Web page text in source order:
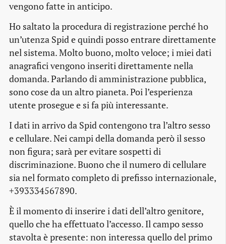
vengono fatte in anticipo.
Ho saltato la procedura di registrazione perché ho
un’utenza Spid e quindi posso entrare direttamente
nel sistema. Molto buono, molto veloce; i miei dati
anagrafici vengono inseriti direttamente nella
domanda. Parlando di amministrazione pubblica,
sono cose da un altro pianeta. Poi l’esperienza
utente prosegue e si fa più interessante.
I dati in arrivo da Spid contengono tra l’altro sesso
e cellulare. Nei campi della domanda però il sesso
non figura; sarà per evitare sospetti di
discriminazione. Buono che il numero di cellulare
sia nel formato completo di prefisso internazionale,
+393334567890.
È il momento di inserire i dati dell’altro genitore,
quello che ha effettuato l’accesso. Il campo sesso
stavolta è presente: non interessa quello del primo